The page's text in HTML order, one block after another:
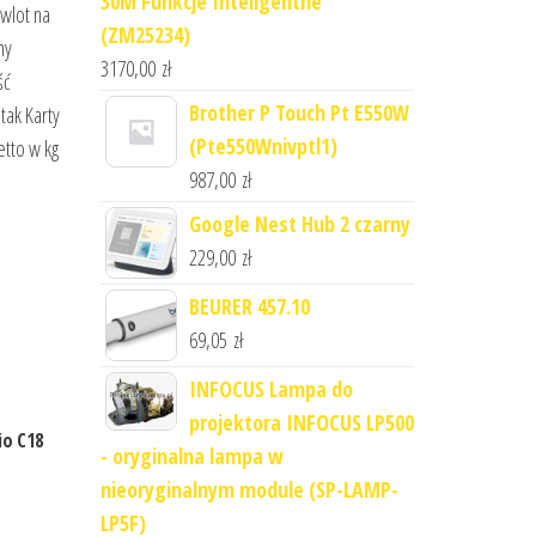
na
Karty
w kg
C18
(ZM25234)
3170,00 zł
Brother P Touch Pt E550W
(Pte550Wnivptl1)
987,00 zł
Google Nest Hub 2 czarny
229,00 zł
BEURER 457.10
69,05 zł
INFOCUS Lampa do
projektora INFOCUS LP500
- oryginalna lampa w
nieoryginalnym module (SP-LAMP-
LP5F)